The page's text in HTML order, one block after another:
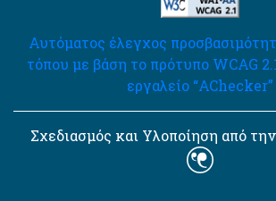
Αυτόματος έλεγχος
τόπου με βάση το πρότυπο WCAG
εργαλείο “AChecker”
Σχεδιασμός και Υλοποίηση από